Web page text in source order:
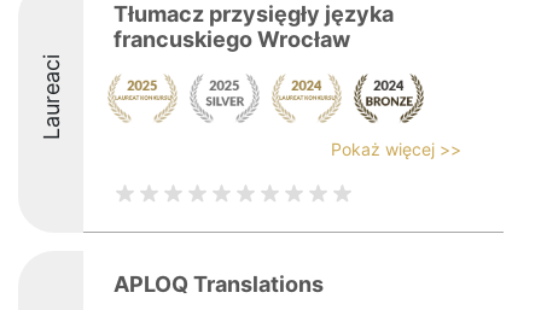
Laureaci
Tłumacz przysięgły języka
francuskiego Wrocław
Pokaż więcej >>
APLOQ Translations